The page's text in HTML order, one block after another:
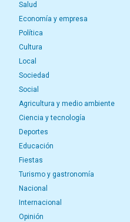
Salud
Economía y empresa
Política
Cultura
Local
Sociedad
Social
Agricultura y medio ambiente
Ciencia y tecnología
Deportes
Educación
Fiestas
Turismo y gastronomía
Nacional
Internacional
Opinión